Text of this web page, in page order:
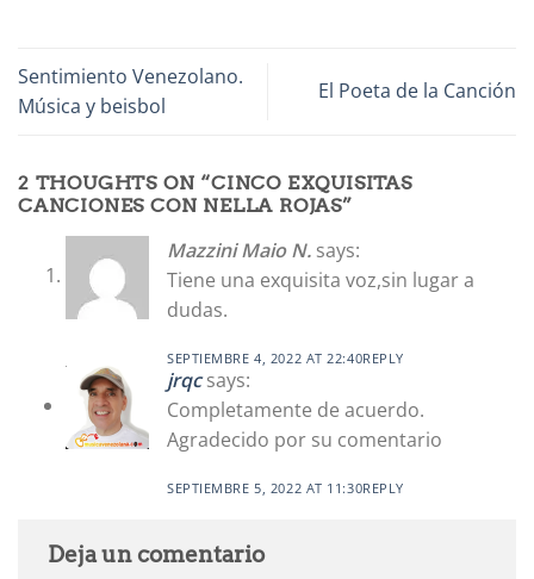
Sentimiento Venezolano.
Música y beisbol
El Poeta de la Canción
2 THOUGHTS ON “CINCO EXQUISITAS
CANCIONES CON NELLA ROJAS”
Mazzini Maio N. says:
Tiene una exquisita voz,sin lugar a
dudas.
SEPTIEMBRE 4, 2022 AT 22:40REPLY
jrqc says:
Completamente de acuerdo.
Agradecido por su comentario
SEPTIEMBRE 5, 2022 AT 11:30REPLY
Deja un comentario